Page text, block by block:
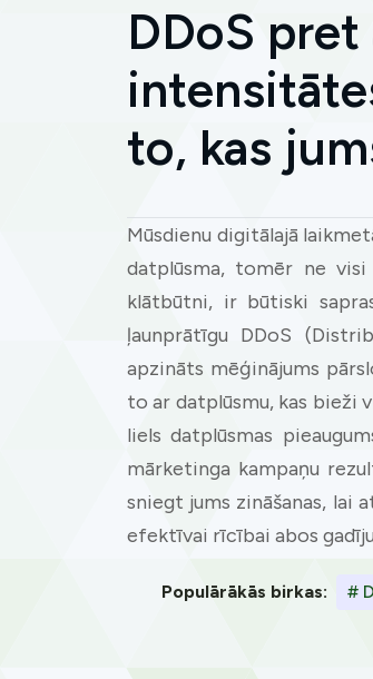
DDoS
to, kas
Mūsdienu digitālajā
datplūsma, tomēr ne
klātbūtni, ir būtiski
ļaunprātīgu DDoS
apzināts mēģinājums
to ar datplūsmu, kas bieži
liels datplūsmas
mārketinga kampaņu
sniegt jums zināšanas, lai
efektīvai rīcībai abos
Populārākās birkas: #